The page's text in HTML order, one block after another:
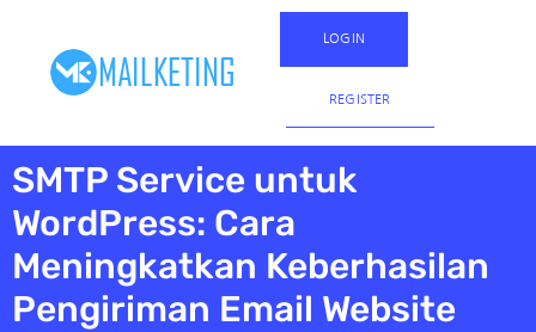
LOGIN
REGISTER
SMTP Service untuk
WordPress: Cara
Meningkatkan Keberhasilan
Pengiriman Email Website